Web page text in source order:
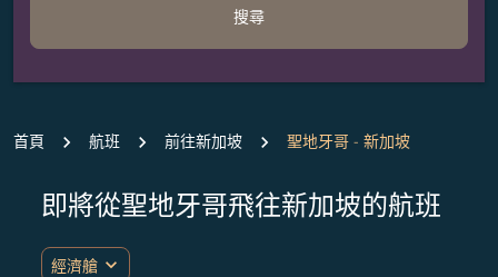
搜尋
首頁 航班 前往新加坡 聖地牙哥 - 新加坡
即將從聖地牙哥飛往新加坡的航班
經濟艙 expand_more
無符合您設定條件的票價，請調整篩選條件。